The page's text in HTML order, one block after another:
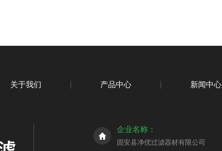
关于我们 产品中心 新闻中心
企业名称：
固安县净优过滤器材有限公司